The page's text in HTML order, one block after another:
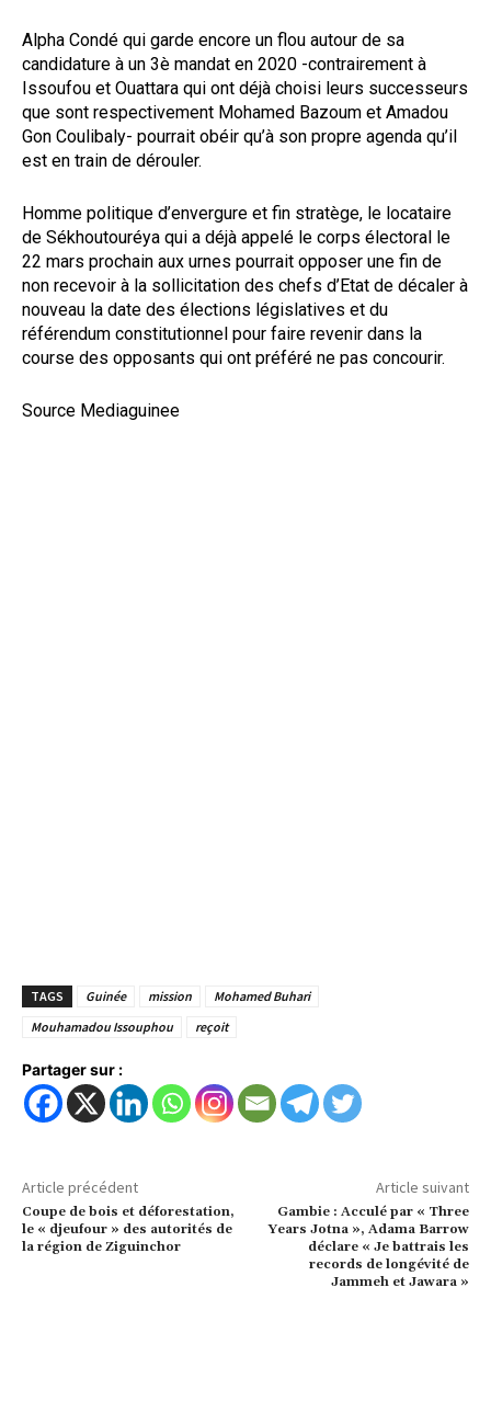
Alpha Condé qui garde encore un flou autour de sa
candidature à un 3è mandat en 2020 -contrairement à
Issoufou et Ouattara qui ont déjà choisi leurs successeurs
que sont respectivement Mohamed Bazoum et Amadou
Gon Coulibaly- pourrait obéir qu’à son propre agenda qu’il
est en train de dérouler.
Homme politique d’envergure et fin stratège, le locataire
de Sékhoutouréya qui a déjà appelé le corps électoral le
22 mars prochain aux urnes pourrait opposer une fin de
non recevoir à la sollicitation des chefs d’Etat de décaler à
nouveau la date des élections législatives et du
référendum constitutionnel pour faire revenir dans la
course des opposants qui ont préféré ne pas concourir.
Source Mediaguinee
TAGS Guinée mission
Mohamed Buhari
Mouhamadou Issouphou
reçoit
Partager sur :
Article précédent
Coupe de bois et déforestation,
le « djeufour » des autorités de
la région de Ziguinchor
Article suivant
Gambie : Acculé par « Three
Years Jotna », Adama Barrow
déclare « Je battrais les
records de longévité de
Jammeh et Jawara »